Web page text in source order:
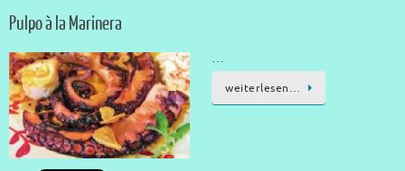
Pulpo à la Marinera
…
weiterlesen…